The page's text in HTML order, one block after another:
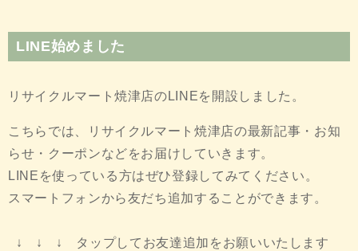
LINE始めました
リサイクルマート焼津店のLINEを開設しました。
こちらでは、リサイクルマート焼津店の最新記事・お知
らせ・クーポンなどをお届けしていきます。
LINEを使っている方はぜひ登録してみてください。
スマートフォンから友だち追加することができます。
↓ ↓ ↓ タップしてお友達追加をお願いいたします